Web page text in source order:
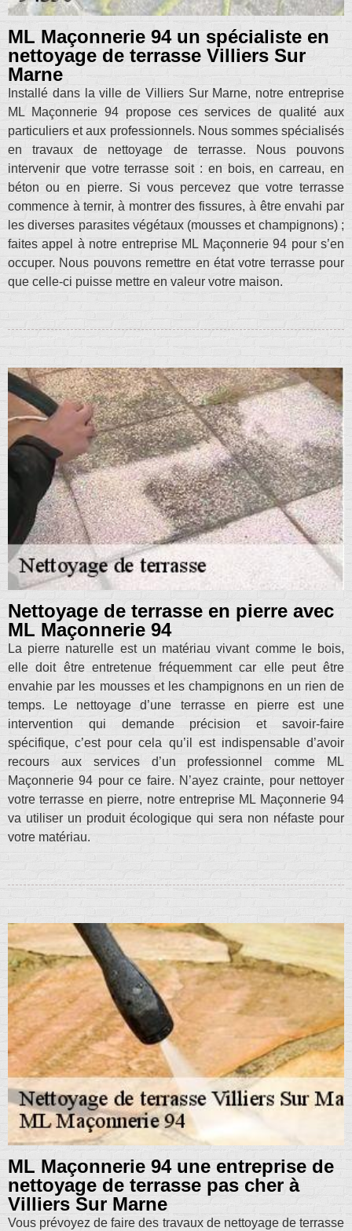
ML Maçonnerie 94 un spécialiste en
nettoyage de terrasse Villiers Sur
Marne
Installé dans la ville de Villiers Sur Marne, notre entreprise
ML Maçonnerie 94 propose ces services de qualité aux
particuliers et aux professionnels. Nous sommes spécialisés
en travaux de nettoyage de terrasse. Nous pouvons
intervenir que votre terrasse soit : en bois, en carreau, en
béton ou en pierre. Si vous percevez que votre terrasse
commence à ternir, à montrer des fissures, à être envahi par
les diverses parasites végétaux (mousses et champignons) ;
faites appel à notre entreprise ML Maçonnerie 94 pour s’en
occuper. Nous pouvons remettre en état votre terrasse pour
que celle-ci puisse mettre en valeur votre maison.
Nettoyage de terrasse en pierre avec
ML Maçonnerie 94
La pierre naturelle est un matériau vivant comme le bois,
elle doit être entretenue fréquemment car elle peut être
envahie par les mousses et les champignons en un rien de
temps. Le nettoyage d’une terrasse en pierre est une
intervention qui demande précision et savoir-faire
spécifique, c’est pour cela qu’il est indispensable d’avoir
recours aux services d’un professionnel comme ML
Maçonnerie 94 pour ce faire. N’ayez crainte, pour nettoyer
votre terrasse en pierre, notre entreprise ML Maçonnerie 94
va utiliser un produit écologique qui sera non néfaste pour
votre matériau.
ML Maçonnerie 94 une entreprise de
nettoyage de terrasse pas cher à
Villiers Sur Marne
Vous prévoyez de faire des travaux de nettoyage de terrasse